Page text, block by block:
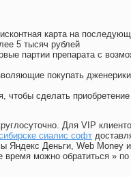
карта на
5 тысяч рублей
партии препарата с
покупать
сделать
Для VIP
сиалис софт
Яндекс Деньги, Web Money и
время можно обратиться »